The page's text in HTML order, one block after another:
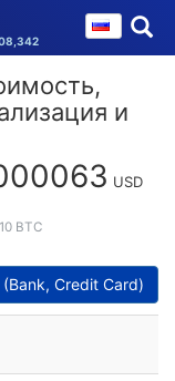
и
USD
BTC
(Bank, Credit Card)